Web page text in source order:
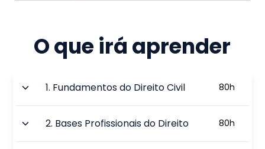
O que irá aprender
1. Fundamentos do Direito Civil 80h
2. Bases Profissionais do Direito 80h